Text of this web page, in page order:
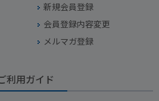
新規会員登録
会員登録内容変更
メルマガ登録
利用ガイド